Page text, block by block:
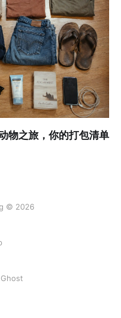
物之旅，你的打包清单
© 2026